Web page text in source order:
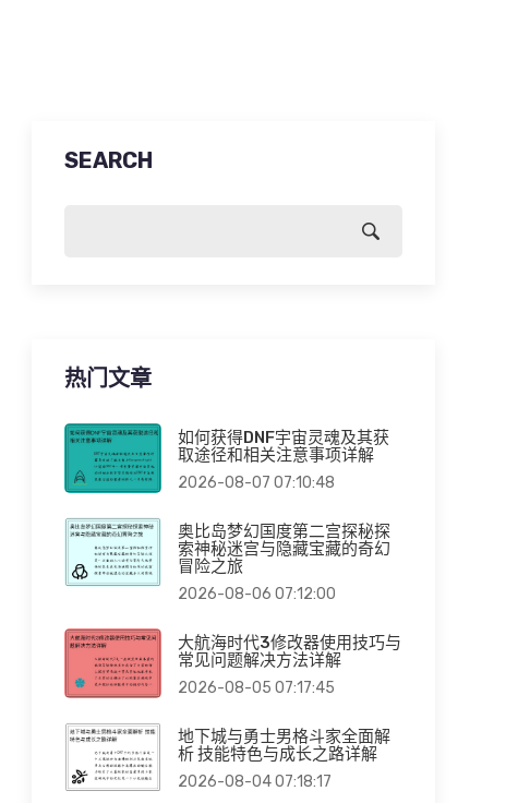
SEARCH
热门文章
如何获得DNF宇宙灵魂及其获
取途径和相关注意事项详解
2026-08-07 07:10:48
奥比岛梦幻国度第二宫探秘探
索神秘迷宫与隐藏宝藏的奇幻
冒险之旅
2026-08-06 07:12:00
大航海时代3修改器使用技巧与
常见问题解决方法详解
2026-08-05 07:17:45
地下城与勇士男格斗家全面解
析 技能特色与成长之路详解
2026-08-04 07:18:17